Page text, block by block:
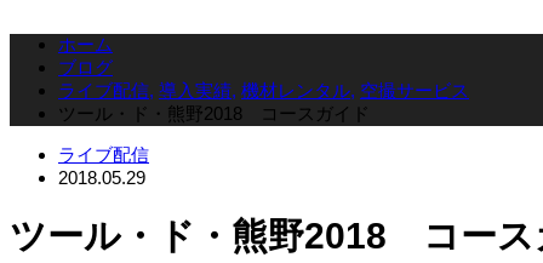
ホーム
ブログ
ライブ配信, 導入実績, 機材レンタル, 空撮サービス
ツール・ド・熊野2018 コースガイド
ライブ配信
2018.05.29
ツール・ド・熊野2018 コース